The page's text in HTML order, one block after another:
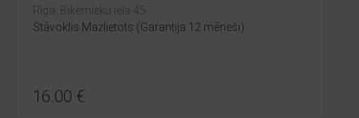
Rīga, Biķernieku iela 45
Stāvoklis Mazlietots (Garantija 12 mēneši)
16.00 €